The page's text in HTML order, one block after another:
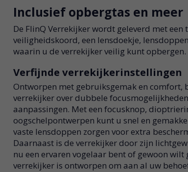
Inclusief opbergtas en meer
De FlinQ Verrekijker wordt geleverd met een
veiligheidskoord, een lensdoekje,
waarin u de verrekijker veilig kunt opbergen.
Verfijnde verrekijkerinstellingen
Ontworpen met gebruiksgemak en comfort,
verrekijker over dubbele
aanpassingen. Met een focusknop,
oogschelpontwerpen kunt u snel en
vaste lensdoppen zorgen voor extra
Daarnaast is de verrekijker door zijn
nu een ervaren vogelaar bent of gewoon wilt
verrekijker is ontworpen om aan al uw